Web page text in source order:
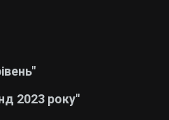
2023 року"